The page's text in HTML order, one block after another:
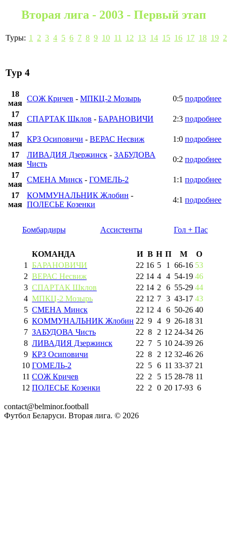
Вторая лига - 2003 - Первый этап
Туры: 1 2 3 4 5 6 7 8 9 10 11 12 13 14 15 16 17 18 19
Тур 4
18
мая
СОЖ Кричев - МПКЦ-2 Мозырь 0:5 подробнее
17
мая
СПАРТАК Шклов - БАРАНОВИЧИ 2:3 подробнее
17
мая
КРЗ Осиповичи - ВЕРАС Несвиж 1:0 подробнее
17
мая
ЛИВАДИЯ Дзержинск - ЗАБУДОВА
Чисть
0:2 подробнее
17
мая
СМЕНА Минск - ГОМЕЛЬ-2 1:1 подробнее
17
мая
КОММУНАЛЬНИК Жлобин -
ПОЛЕСЬЕ Козенки
4:1 подробнее
Бомбардиры Ассистенты Гол + Пас
КОМАНДА И В Н П М
О
1
БАРАНОВИЧИ 22 16 5 1 66-16 53
2 ВЕРАС Несвиж 22 14 4 4 54-19 46
3 СПАРТАК Шклов 22 14 2 6 55-29 44
4 МПКЦ-2 Мозырь 22 12 7 3 43-17 43
5 СМЕНА Минск 22 12 4 6 50-26 40
6 КОММУНАЛЬНИК Жлобин 22 9 4 9 26-18 31
7 ЗАБУДОВА Чисть 22 8 2 12 24-34 26
8 ЛИВАДИЯ Дзержинск 22 7 5 10 24-39 26
9 КРЗ Осиповичи 22 8 2 12 32-46 26
10 ГОМЕЛЬ-2 22 5 6 11 33-37 21
11 СОЖ Кричев 22 2 5 15 28-78 11
12 ПОЛЕСЬЕ Козенки 22 2 0 20 17-93 6
contact@belminor.football
Футбол Беларуси. Вторая лига. © 2026